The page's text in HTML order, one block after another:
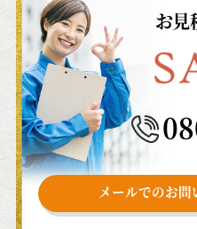
お見
メールでのお